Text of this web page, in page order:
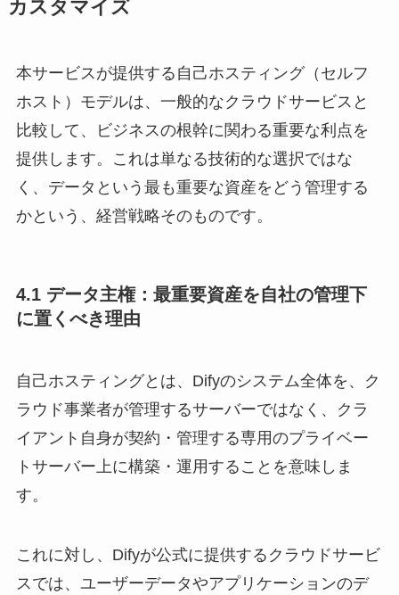
カスタマイズ
本サービスが提供する自己ホスティング（セルフ
ホスト）モデルは、一般的なクラウドサービスと
比較して、ビジネスの根幹に関わる重要な利点を
提供します。これは単なる技術的な選択ではな
く、データという最も重要な資産をどう管理する
かという、経営戦略そのものです。
4.1 データ主権：最重要資産を自社の管理下
に置くべき理由
自己ホスティングとは、Difyのシステム全体を、ク
ラウド事業者が管理するサーバーではなく、クラ
イアント自身が契約・管理する専用のプライベー
トサーバー上に構築・運用することを意味しま
す。
これに対し、Difyが公式に提供するクラウドサービ
スでは、ユーザーデータやアプリケーションのデ